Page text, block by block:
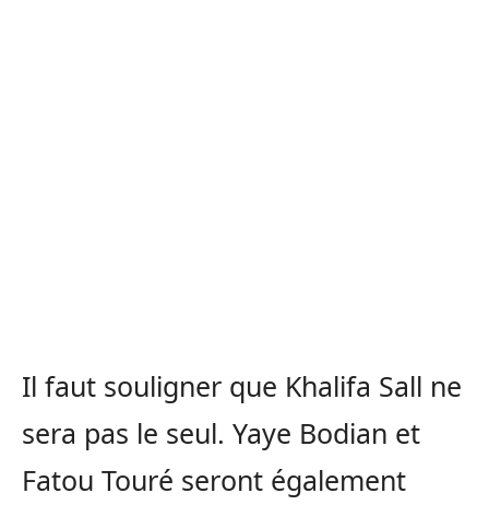
Il faut souligner que Khalifa Sall ne
sera pas le seul. Yaye Bodian et
Fatou Touré seront également